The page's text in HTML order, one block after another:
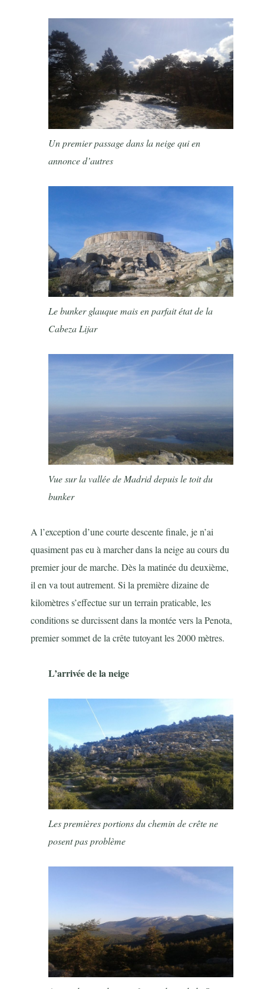
Un premier passage dans la neige qui en
annonce d’autres
Le bunker glauque mais en parfait état de la
Cabeza Lijar
Vue sur la vallée de Madrid depuis le toit du
bunker
A l’exception d’une courte descente finale, je n’ai
quasiment pas eu à marcher dans la neige au cours du
premier jour de marche. Dès la matinée du deuxième,
il en va tout autrement. Si la première dizaine de
kilomètres s’effectue sur un terrain praticable, les
conditions se durcissent dans la montée vers la Penota,
premier sommet de la crête tutoyant les 2000 mètres.
L’arrivée de la neige
Les premières portions du chemin de crête ne
posent pas problème